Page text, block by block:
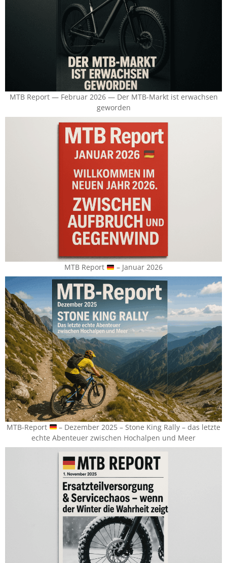
MTB Report — Februar 2026 — Der MTB-Markt ist erwachsen
geworden
MTB Report – Januar 2026
MTB-Report
– Dezember 2025 – Stone King Rally – das letzte
echte Abenteuer zwischen Hochalpen und Meer